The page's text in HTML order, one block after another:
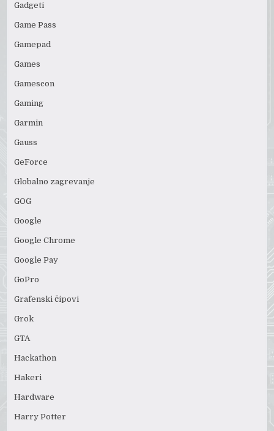
Gadgeti
Game Pass
Gamepad
Games
Gamescon
Gaming
Garmin
Gauss
GeForce
Globalno zagrevanje
GOG
Google
Google Chrome
Google Pay
GoPro
Grafenski čipovi
Grok
GTA
Hackathon
Hakeri
Hardware
Harry Potter